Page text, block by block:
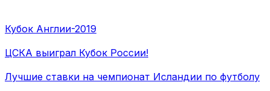
Кубок Англии-2019
ЦСКА выиграл Кубок России!
Лучшие ставки на чемпионат Исландии по футболу